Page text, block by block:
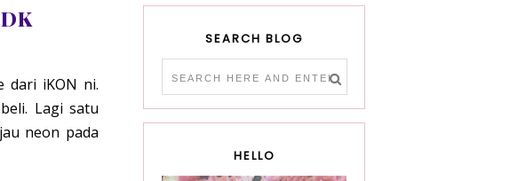
dari iKON ni.
Lagi satu
neon pada
SEARCH BLOG
HELLO